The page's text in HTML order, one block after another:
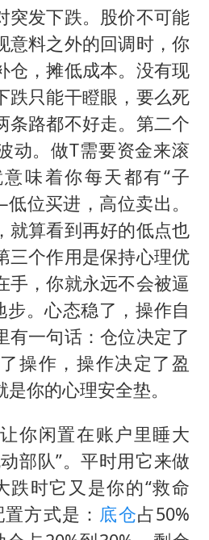
突发下跌。股价不可能
意料之外的回调时，你
仓，摊低成本。没有现
跌只能干瞪眼，要么死
条路都不好走。第二个
动。做T需要资金来滚
味着你每天都有“子
位买进，高位卖出。
，就算看到再好的低点也
三个作用是保持心理优
手，你就永远不会被逼
步。心态稳了，操作自
有一句话：仓位决定了
操作，操作决定了盈
你的心理安全垫。
你闲置在账户里睡大
部队”。平时用它来做
跌时它又是你的“救命
方式是： 底仓占50%